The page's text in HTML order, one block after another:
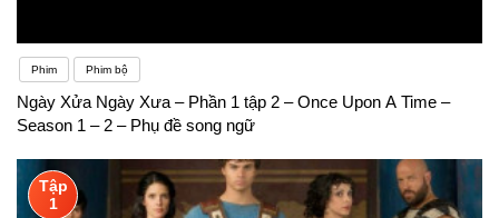
Phim Phim bộ
Ngày Xửa Ngày Xưa – Phần 1 tập 2 – Once Upon A Time –
Season 1 – 2 – Phụ đề song ngữ
Tập
1